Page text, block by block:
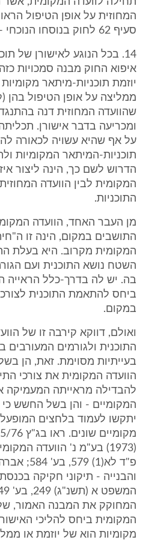
המחוזית על אופן הטיפול
סעיף 62 לחוק בנוסחו הנוכחי - לאחר תיקון 43.
14. בכל הנוגע לאישורן של
איפוא החוק מבנה סמכויות
שהוועדה המחוזית דנה
ומכריעה בדבר אישורן.
על אף שהיא עשויה לכאורה
תוכניות-המיתאר המקומיות
הדרוש לשם כך, הינה ליצור
המקומית לבין הוועדה
התוכניות.
מן העבר האחד, הוועדה
התושבים במקום, הינה זו
המקומית מקרוב. היא בעלת
השטח נושא התוכנית ועם
בה. יש לה בדרך-כלל הראייה
ביחס להתאמת התוכנית
במקום.
ואולם, דווקא קירבה זו של
התוכנית ולגורמים
בעייתיות מסוימת. זאת, הן
הוועדה המקומית את צורכי
להבדילה מראייתה המעמיקה
המקומיים - והן בשל החשש כי
יתקשו לעמוד בלחצים
(1973) בע"מ נ' הוועדה
פ"ד לא(1)
והבנייה - תיקוני חקיקה בכנסת
המחוקק את המבנה האמור,
המקומית ביחס להליכי
מקומיות הוא של יוזמת או